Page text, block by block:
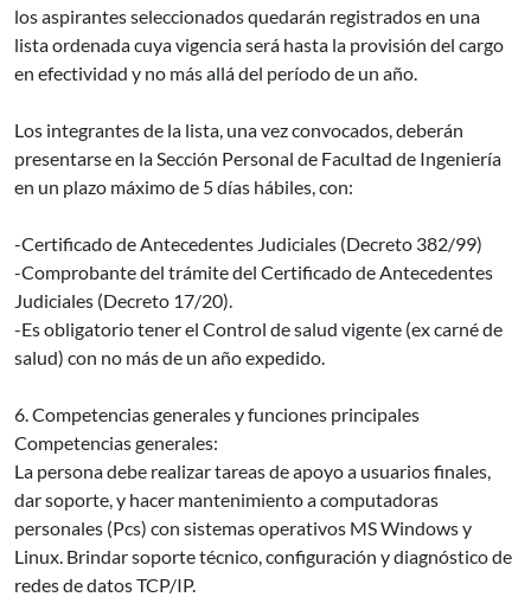
los aspirantes seleccionados quedarán registrados en una
lista ordenada cuya vigencia será hasta la provisión del cargo
en efectividad y no más allá del período de un año.
Los integrantes de la lista, una vez convocados, deberán
presentarse en la Sección Personal de Facultad de Ingeniería
en un plazo máximo de 5 días hábiles, con:
-Certificado de Antecedentes Judiciales (Decreto 382/99)
-Comprobante del trámite del Certificado de Antecedentes
Judiciales (Decreto 17/20).
-Es obligatorio tener el Control de salud vigente (ex carné de
salud) con no más de un año expedido.
6. Competencias generales y funciones principales
Competencias generales:
La persona debe realizar tareas de apoyo a usuarios finales,
dar soporte, y hacer mantenimiento a computadoras
personales (Pcs) con sistemas operativos MS Windows y
Linux. Brindar soporte técnico, configuración y diagnóstico de
redes de datos TCP/IP.